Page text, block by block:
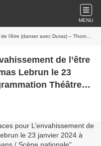
MENU
23 janvier 2024 à 20h30 - Programmation Théâtre d’Orléans / Scène nationale
de l’être
Lebrun le 23
Théâtre